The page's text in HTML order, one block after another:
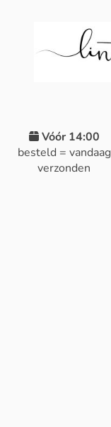
Vóór 14:00
besteld = vandaag
verzonden